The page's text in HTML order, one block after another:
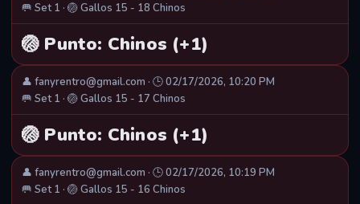
🥅 Set 1 · 🏐 Gallos 15 - 18 Chinos
🏐 Punto: Chinos (+1)
👤 fanyrentro@gmail.com · 🕒 02/17/2026, 10:20 PM
🥅 Set 1 · 🏐 Gallos 15 - 17 Chinos
🏐 Punto: Chinos (+1)
👤 fanyrentro@gmail.com · 🕒 02/17/2026, 10:19 PM
🥅 Set 1 · 🏐 Gallos 15 - 16 Chinos